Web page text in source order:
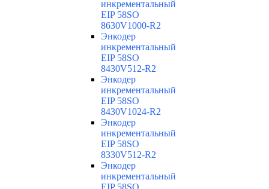
инкрементальный
EIP 58SO
8630V1000-R2
Энкодер
инкрементальный
EIP 58SO
8430V512-R2
Энкодер
инкрементальный
EIP 58SO
8430V1024-R2
Энкодер
инкрементальный
EIP 58SO
8330V512-R2
Энкодер
инкрементальный